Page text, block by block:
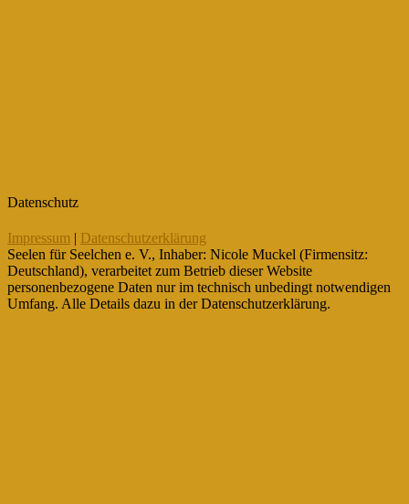
Datenschutz
Impressum | Datenschutzerklärung
Seelen für Seelchen e. V., Inhaber: Nicole Muckel (Firmensitz:
Deutschland), verarbeitet zum Betrieb dieser Website
personenbezogene Daten nur im technisch unbedingt notwendigen
Umfang. Alle Details dazu in der Datenschutzerklärung.